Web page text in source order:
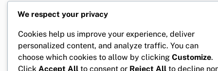
We respect your privacy
Cookies help us improve your experience, deliver
personalized content, and analyze traffic. You can
choose which cookies to allow by clicking Customize.
Click Accept All to consent or Reject All to decline